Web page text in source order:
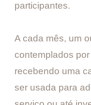
participantes.
A cada mês, um
contemplados
recebendo uma
ser usada para